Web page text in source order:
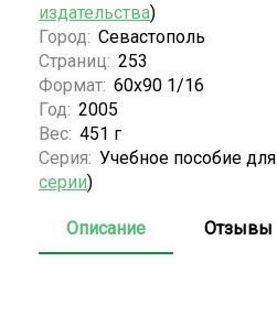
издательства)
Город: Севастополь
Страниц: 253
Формат: 60х90 1/16
Год: 2005
Вес: 451 г
Серия: Учебное пособие
серии)
Описание Отзывы